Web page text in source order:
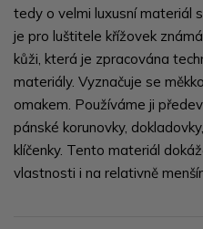
tedy o velmi luxusní materiál
je pro luštitele křížovek
kůži, která je zpracována
materiály. Vyznačuje se
omakem. Používáme ji
pánské korunovky,
klíčenky. Tento materiál
vlastnosti i na relativně